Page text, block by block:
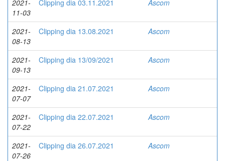
2021-
11-03
Clipping dia 03.11.2021 Ascom
2021-
08-13
Clipping dia 13.08.2021 Ascom
2021-
09-13
Clipping dia 13/09/2021 Ascom
2021-
07-07
Clipping dia 21.07.2021 Ascom
2021-
07-22
Clipping dia 22.07.2021 Ascom
2021-
07-26
Clipping dia 26.07.2021 Ascom